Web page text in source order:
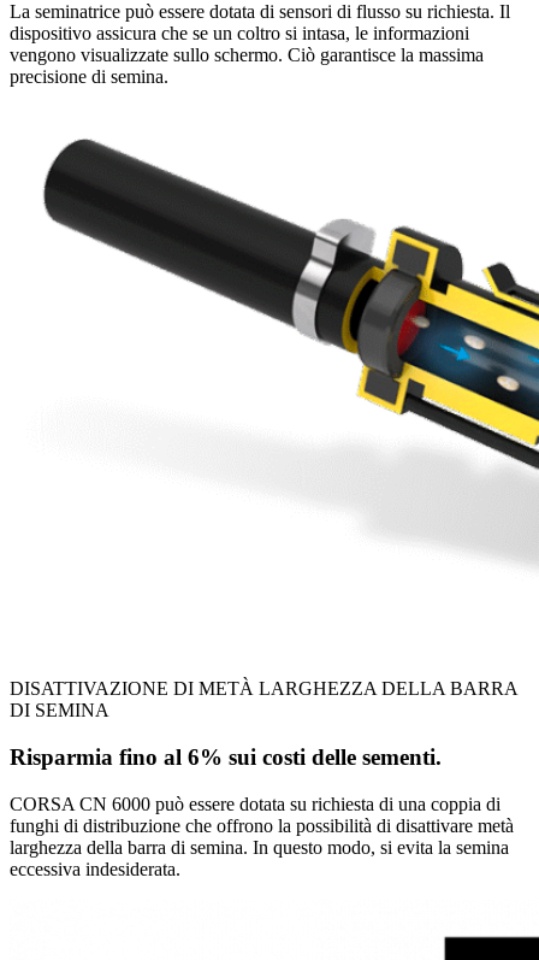
La seminatrice può essere dotata di sensori di flusso su richiesta. Il
dispositivo assicura che se un coltro si intasa, le informazioni
vengono visualizzate sullo schermo. Ciò garantisce la massima
precisione di semina.
DISATTIVAZIONE DI METÀ LARGHEZZA DELLA BARRA
DI SEMINA
Risparmia fino al 6% sui costi delle sementi.
CORSA CN 6000 può essere dotata su richiesta di una coppia di
funghi di distribuzione che offrono la possibilità di disattivare metà
larghezza della barra di semina. In questo modo, si evita la semina
eccessiva indesiderata.